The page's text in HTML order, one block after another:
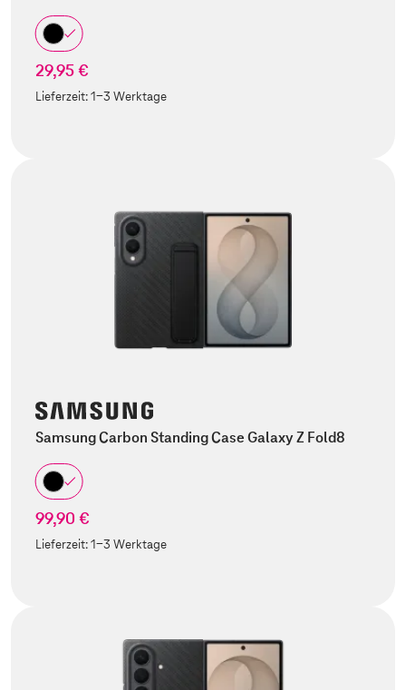
29,95 €
Lieferzeit:1-3 Werktage
Samsung Carbon Standing Case Galaxy Z Fold8
99,90 €
Lieferzeit:1-3 Werktage